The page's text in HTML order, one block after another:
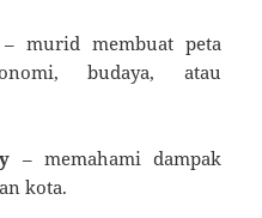
– murid membuat peta
budaya, atau
– memahami dampak
kota.